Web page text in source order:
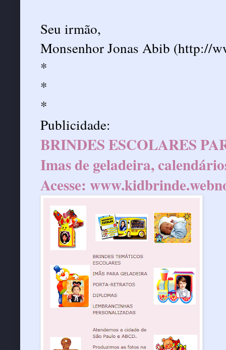
Seu irmão,
Monsenhor Jonas Abib (http://
*
*
*
Publicidade:
BRINDES ESCOLARES
Imas de geladeira,
Acesse: